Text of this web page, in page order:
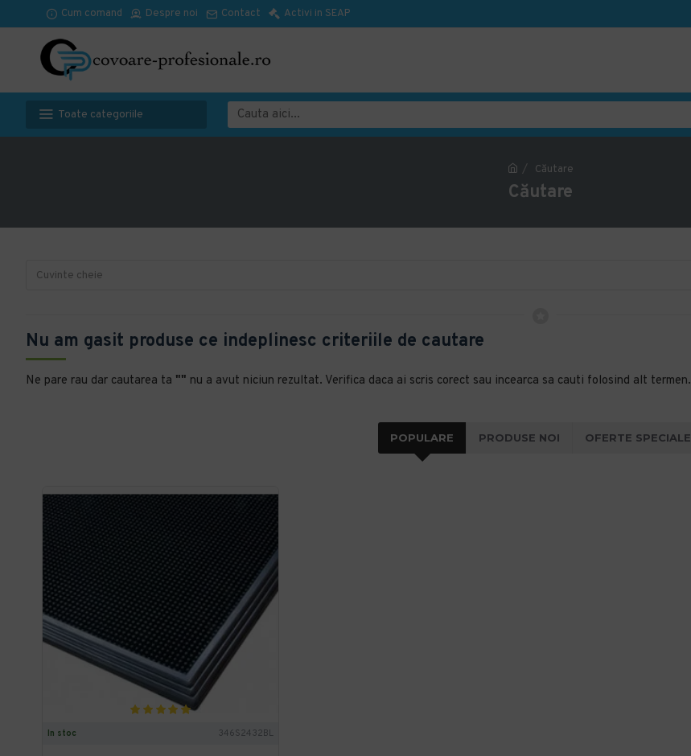
Cum comand Despre noi Contact Activi in SEAP
Toate categoriile
Căutare
Căutare
Nu am gasit produse ce indeplinesc criteriile de cautare
Ne pare rau dar cautarea ta "" nu a avut niciun rezultat. Verifica daca ai scris corect sau incearca sa cauti folosind alt termen.
POPULARE PRODUSE NOI OFERTE SPECIALE
In stoc 346S2432BL